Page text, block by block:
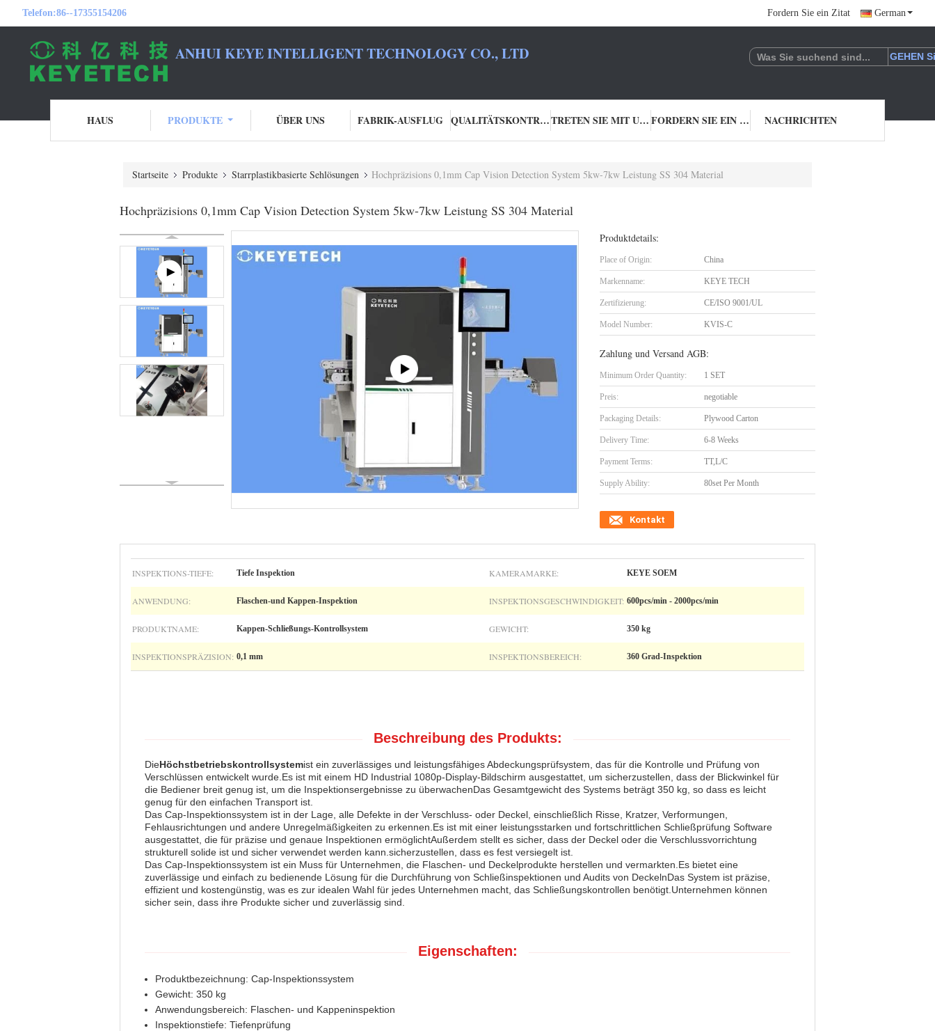
Telefon:86--17355154206 Fordern Sie ein Zitat German
ANHUI KEYE INTELLIGENT TECHNOLOGY CO., LTD
HAUS PRODUKTE ÜBER UNS FABRIK-AUSFLUG QUALITÄTSKONTROLLE TRETEN SIE MIT UNS IN VERBINDUNG FORDERN SIE EIN ZITAT NACHRICHTEN
Startseite Produkte Starrplastikbasierte Sehlösungen Hochpräzisions 0,1mm Cap Vision Detection System 5kw-7kw Leistung SS 304 Material
Hochpräzisions 0,1mm Cap Vision Detection System 5kw-7kw Leistung SS 304 Material
Produktdetails:
Place of Origin: China
Markenname: KEYE TECH
Zertifizierung: CE/ISO 9001/UL
Model Number: KVIS-C
Zahlung und Versand AGB:
Minimum Order Quantity: 1 SET
Preis: negotiable
Packaging Details: Plywood Carton
Delivery Time: 6-8 Weeks
Payment Terms: TT,L/C
Supply Ability: 80set Per Month
Kontakt
INSPEKTIONS-TIEFE: Tiefe Inspektion KAMERAMARKE: KEYE SOEM
ANWENDUNG: Flaschen-und Kappen-Inspektion INSPEKTIONSGESCHWINDIGKEIT: 600pcs/min - 2000pcs/min
PRODUKTNAME: Kappen-Schließungs-Kontrollsystem GEWICHT: 350 kg
INSPEKTIONSPRÄZISION: 0,1 mm INSPEKTIONSBEREICH: 360 Grad-Inspektion
Beschreibung des Produkts:
DieHöchstbetriebskontrollsystemist ein zuverlässiges und leistungsfähiges Abdeckungsprüfsystem, das für die Kontrolle und Prüfung von
Verschlüssen entwickelt wurde.Es ist mit einem HD Industrial 1080p-Display-Bildschirm ausgestattet, um sicherzustellen, dass der Blickwinkel für
die Bediener breit genug ist, um die Inspektionsergebnisse zu überwachenDas Gesamtgewicht des Systems beträgt 350 kg, so dass es leicht
genug für den einfachen Transport ist.
Das Cap-Inspektionssystem ist in der Lage, alle Defekte in der Verschluss- oder Deckel, einschließlich Risse, Kratzer, Verformungen,
Fehlausrichtungen und andere Unregelmäßigkeiten zu erkennen.Es ist mit einer leistungsstarken und fortschrittlichen Schließprüfung Software
ausgestattet, die für präzise und genaue Inspektionen ermöglichtAußerdem stellt es sicher, dass der Deckel oder die Verschlussvorrichtung
strukturell solide ist und sicher verwendet werden kann.sicherzustellen, dass es fest versiegelt ist.
Das Cap-Inspektionssystem ist ein Muss für Unternehmen, die Flaschen- und Deckelprodukte herstellen und vermarkten.Es bietet eine
zuverlässige und einfach zu bedienende Lösung für die Durchführung von Schließinspektionen und Audits von DeckelnDas System ist präzise,
effizient und kostengünstig, was es zur idealen Wahl für jedes Unternehmen macht, das Schließungskontrollen benötigt.Unternehmen können
sicher sein, dass ihre Produkte sicher und zuverlässig sind.
Eigenschaften:
Produktbezeichnung: Cap-Inspektionssystem
Gewicht: 350 kg
Anwendungsbereich: Flaschen- und Kappeninspektion
Inspektionstiefe: Tiefenprüfung